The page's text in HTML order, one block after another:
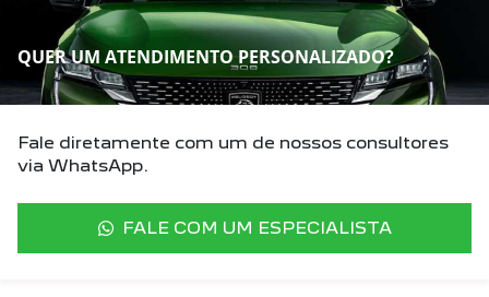
QUER UM ATENDIMENTO PERSONALIZADO?
FALE COM UM ESPECIALISTA
Fale diretamente com um de nossos consultores
via WhatsApp.